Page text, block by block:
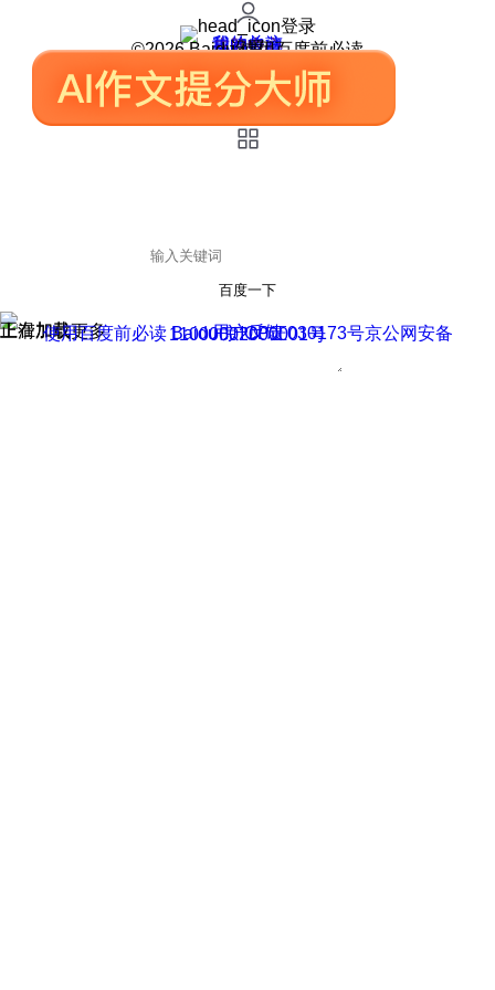
登录
我的关注
我的收藏
皮肤中心
用户反馈
设置
©2026 Baidu 使用百度前必读
百度一下
正在加载
上滑加载更多 用户反馈
使用百度前必读 Baidu 京ICP证030173号
京公网安备11000002000001号